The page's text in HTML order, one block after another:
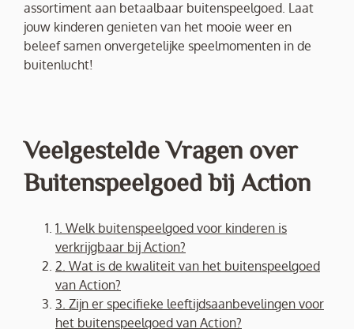
assortiment aan betaalbaar buitenspeelgoed. Laat
jouw kinderen genieten van het mooie weer en
beleef samen onvergetelijke speelmomenten in de
buitenlucht!
Veelgestelde Vragen over
Buitenspeelgoed bij Action
1. Welk buitenspeelgoed voor kinderen is
verkrijgbaar bij Action?
2. Wat is de kwaliteit van het buitenspeelgoed
van Action?
3. Zijn er specifieke leeftijdsaanbevelingen voor
het buitenspeelgoed van Action?